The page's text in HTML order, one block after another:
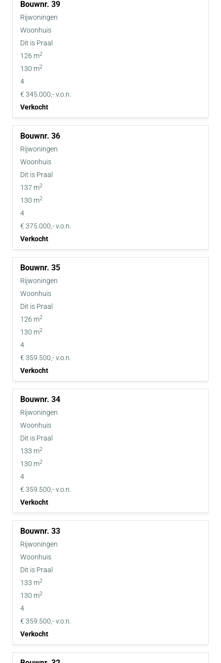
• Inclusief complete badkamer en keuken
39
Rijwoningen
Woonhuis
Dit is Praal
126 m2
130 m2
4
€ 345.000,- v.o.n.
Verkocht
36
Rijwoningen
Woonhuis
Dit is Praal
137 m2
130 m2
4
€ 375.000,- v.o.n.
Verkocht
35
Rijwoningen
Woonhuis
Dit is Praal
126 m2
130 m2
4
€ 359.500,- v.o.n.
Verkocht
34
Rijwoningen
Woonhuis
Dit is Praal
133 m2
130 m2
4
€ 359.500,- v.o.n.
Verkocht
33
Rijwoningen
Woonhuis
Dit is Praal
133 m2
130 m2
4
€ 359.500,- v.o.n.
Verkocht